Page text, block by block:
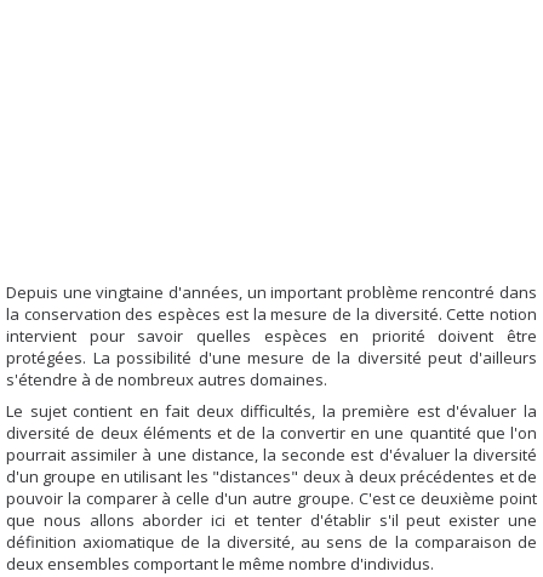
Depuis une vingtaine d'années, un important problème rencontré dans
la conservation des espèces est la mesure de la diversité. Cette notion
intervient pour savoir quelles espèces en priorité doivent être
protégées. La possibilité d'une mesure de la diversité peut d'ailleurs
s'étendre à de nombreux autres domaines.
Le sujet contient en fait deux difficultés, la première est d'évaluer la
diversité de deux éléments et de la convertir en une quantité que l'on
pourrait assimiler à une distance, la seconde est d'évaluer la diversité
d'un groupe en utilisant les "distances" deux à deux précédentes et de
pouvoir la comparer à celle d'un autre groupe. C'est ce deuxième point
que nous allons aborder ici et tenter d'établir s'il peut exister une
définition axiomatique de la diversité, au sens de la comparaison de
deux ensembles comportant le même nombre d'individus.